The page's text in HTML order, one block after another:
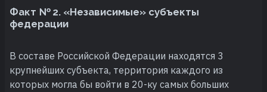
Факт № 2. «Независимые» субъекты
федерации
В составе Российской Федерации находятся 3
крупнейших субъекта, территория каждого из
которых могла бы войти в 20-ку самых больших